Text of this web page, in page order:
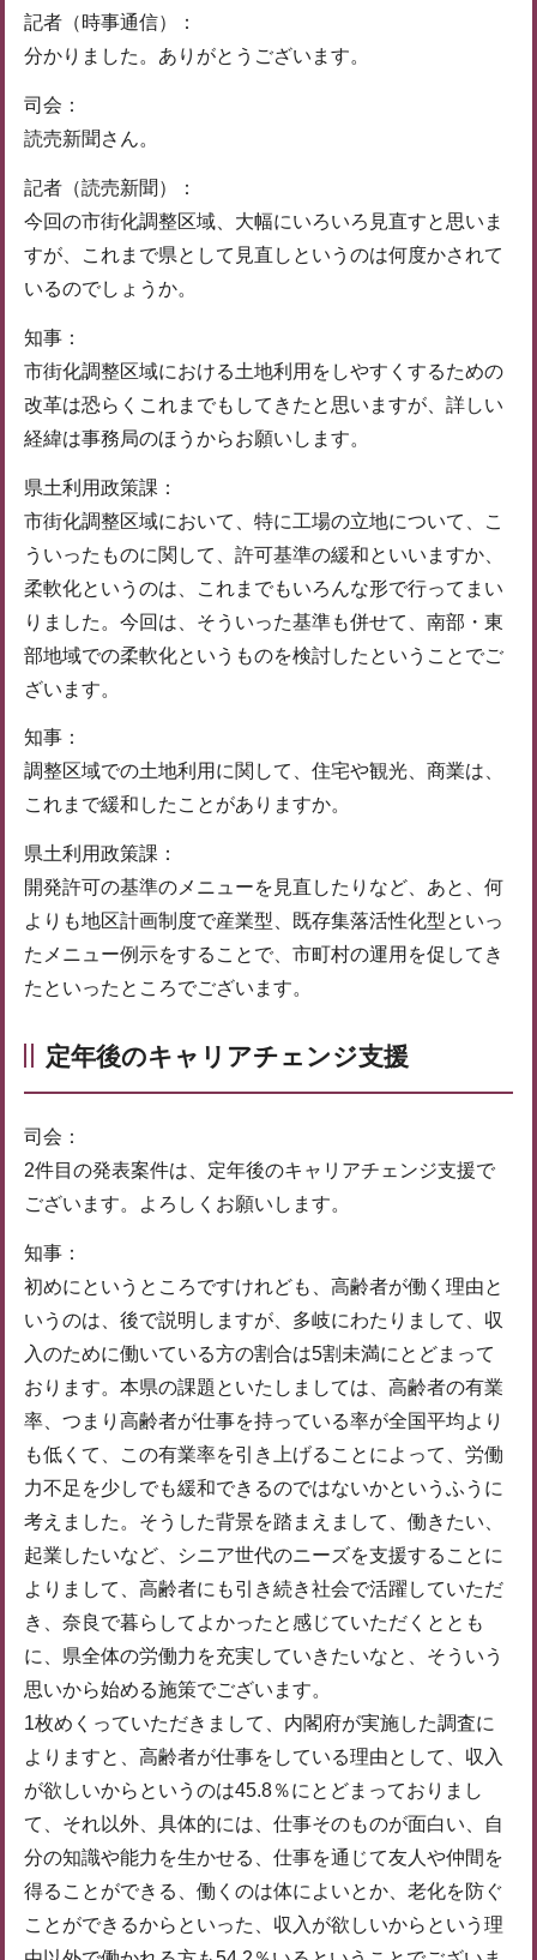
記者（時事通信）：
分かりました。ありがとうございます。
司会：
読売新聞さん。
記者（読売新聞）：
今回の市街化調整区域、大幅にいろいろ見直すと思いま
すが、これまで県として見直しというのは何度かされて
いるのでしょうか。
知事：
市街化調整区域における土地利用をしやすくするための
改革は恐らくこれまでもしてきたと思いますが、詳しい
経緯は事務局のほうからお願いします。
県土利用政策課：
市街化調整区域において、特に工場の立地について、こ
ういったものに関して、許可基準の緩和といいますか、
柔軟化というのは、これまでもいろんな形で行ってまい
りました。今回は、そういった基準も併せて、南部・東
部地域での柔軟化というものを検討したということでご
ざいます。
知事：
調整区域での土地利用に関して、住宅や観光、商業は、
これまで緩和したことがありますか。
県土利用政策課：
開発許可の基準のメニューを見直したりなど、あと、何
よりも地区計画制度で産業型、既存集落活性化型といっ
たメニュー例示をすることで、市町村の運用を促してき
たといったところでございます。
定年後のキャリアチェンジ支援
司会：
2件目の発表案件は、定年後のキャリアチェンジ支援で
ございます。よろしくお願いします。
知事：
初めにというところですけれども、高齢者が働く理由と
いうのは、後で説明しますが、多岐にわたりまして、収
入のために働いている方の割合は5割未満にとどまって
おります。本県の課題といたしましては、高齢者の有業
率、つまり高齢者が仕事を持っている率が全国平均より
も低くて、この有業率を引き上げることによって、労働
力不足を少しでも緩和できるのではないかというふうに
考えました。そうした背景を踏まえまして、働きたい、
起業したいなど、シニア世代のニーズを支援することに
よりまして、高齢者にも引き続き社会で活躍していただ
き、奈良で暮らしてよかったと感じていただくととも
に、県全体の労働力を充実していきたいなと、そういう
思いから始める施策でございます。
1枚めくっていただきまして、内閣府が実施した調査に
よりますと、高齢者が仕事をしている理由として、収入
が欲しいからというのは45.8％にとどまっておりまし
て、それ以外、具体的には、仕事そのものが面白い、自
分の知識や能力を生かせる、仕事を通じて友人や仲間を
得ることができる、働くのは体によいとか、老化を防ぐ
ことができるからといった、収入が欲しいからという理